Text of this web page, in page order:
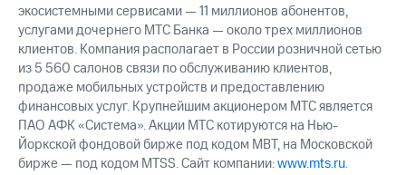
экосистемными сервисами — 11 миллионов абонентов,
услугами дочернего МТС Банка — около трех миллионов
клиентов. Компания располагает в России розничной сетью
из 5 560 салонов связи по обслуживанию клиентов,
продаже мобильных устройств и предоставлению
финансовых услуг. Крупнейшим акционером МТС является
ПАО АФК «Система». Акции МТС котируются на Нью-
Йоркской фондовой бирже под кодом MBT, на Московской
бирже — под кодом MTSS. Сайт компании:www.mts.ru.